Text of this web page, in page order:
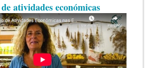
atividades económicas